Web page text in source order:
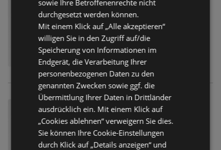
sowie Ihre Betroffenenrechte nicht
durchgesetzt werden können.
Mit einem Klick auf „Alle akzeptieren“
willigen Sie in den Zugriff auf/die
Speicherung von Informationen im
Endgerät, die Verarbeitung Ihrer
personenbezogenen Daten zu den
genannten Zwecken sowie ggf. die
Übermittlung Ihrer Daten in Drittländer
ausdrücklich ein. Mit einem Klick auf
„Cookies ablehnen“ verweigern Sie dies.
Sie können Ihre Cookie-Einstellungen
durch Klick auf „Details anzeigen“ und